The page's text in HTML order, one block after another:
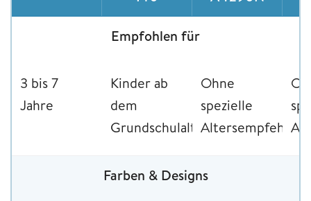
Empfohlen für
3 bis 7
Jahre
Kinder ab
dem
Grundschulalter
Ohne
spezielle
Altersempfehlung
Farben & Designs